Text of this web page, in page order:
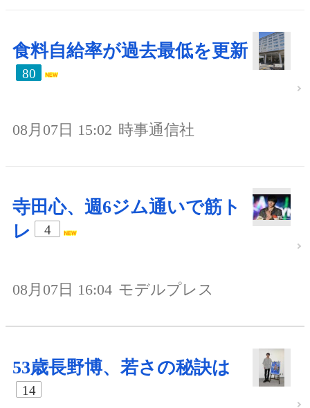
食料自給率が過去最低を更新
80
08月07日 15:02 時事通信社
寺田心、週6ジム通いで筋ト
レ
4
08月07日 16:04 モデルプレス
53歳長野博、若さの秘訣は
14